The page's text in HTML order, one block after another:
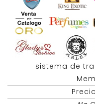
sistema de